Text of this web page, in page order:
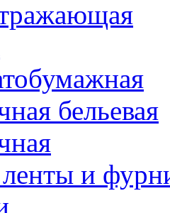
бельевая
и